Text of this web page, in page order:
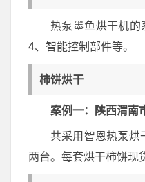
热泵墨鱼烘干机的
4、智能控制部件等。
柿饼烘干
案例一：陕西渭南
共采用智恩热泵烘
两台。每套烘干柿饼现